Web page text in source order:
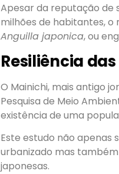
Apesar da reputação de
milhões de habitantes,
Anguilla japonica, ou
Resiliência
O Mainichi, mais antigo
Pesquisa de Meio
existência de uma
Este estudo não
urbanizado mas
japonesas.